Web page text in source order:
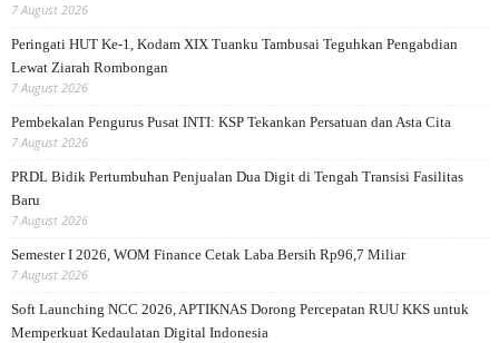
7 August 2026
Peringati HUT Ke-1, Kodam XIX Tuanku Tambusai Teguhkan Pengabdian
Lewat Ziarah Rombongan
7 August 2026
Pembekalan Pengurus Pusat INTI: KSP Tekankan Persatuan dan Asta Cita
7 August 2026
PRDL Bidik Pertumbuhan Penjualan Dua Digit di Tengah Transisi Fasilitas
Baru
7 August 2026
Semester I 2026, WOM Finance Cetak Laba Bersih Rp96,7 Miliar
7 August 2026
Soft Launching NCC 2026, APTIKNAS Dorong Percepatan RUU KKS untuk
Memperkuat Kedaulatan Digital Indonesia